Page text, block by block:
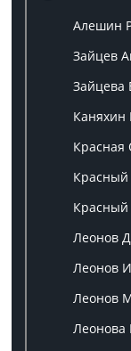
Алешин
Зайцев
Зайцева
Каняхин
Красная
Красный
Леонов
Леонов
Леонов
Леонова